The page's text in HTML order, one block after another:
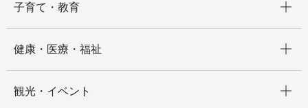
子育て・教育
健康・医療・福祉
観光・イベント